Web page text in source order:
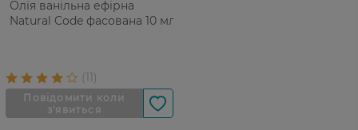
Олія ванільна ефірна
Natural Code фасована 10 мл